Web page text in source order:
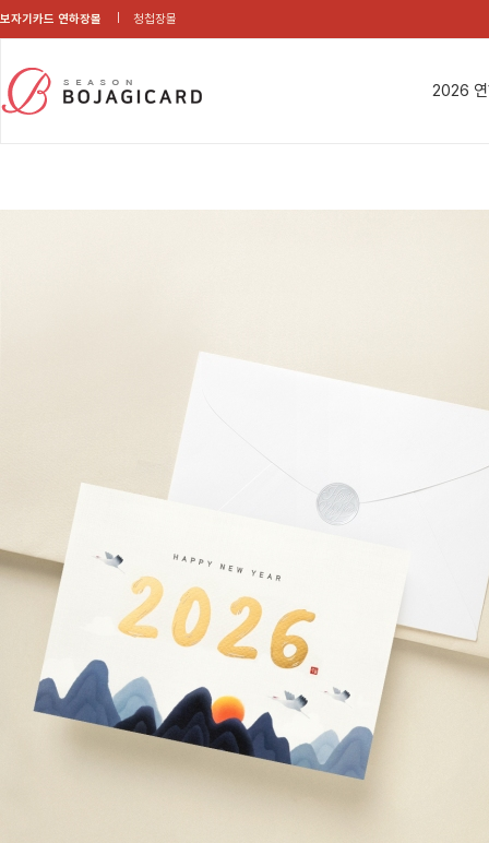
보자기카드 연하장몰 청첩장몰
2026